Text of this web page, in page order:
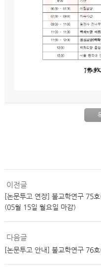
이전글
[논문투고 연장] 불교학연구 75
(05월 15일 월요일 마감)
다음글
[논문투고 안내] 불교학연구 76